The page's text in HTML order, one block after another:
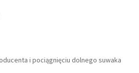
i pociągnięciu dolnego suwaka